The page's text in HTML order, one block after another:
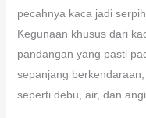
pecahnya kaca jadi
Kegunaan khusus dari
pandangan yang pasti
sepanjang
seperti debu, air, dan